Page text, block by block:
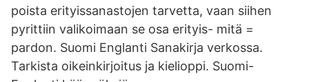
poista erityissanastojen tarvetta, vaan siihen
pyrittiin valikoimaan se osa erityis- mitä =
pardon. Suomi Englanti Sanakirja verkossa.
Tarkista oikeinkirjoitus ja kielioppi. Suomi-